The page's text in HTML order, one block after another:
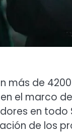
más de
el marco
en
de los